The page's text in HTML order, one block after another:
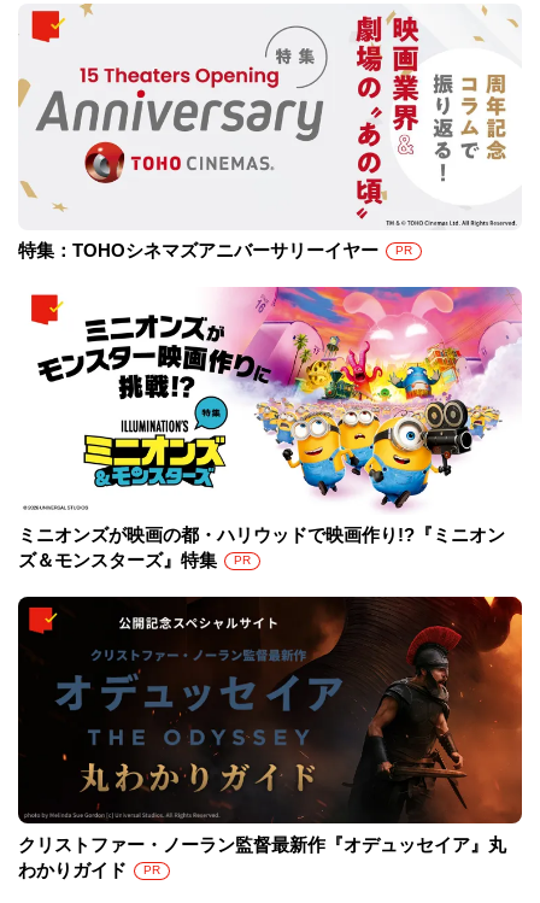
特集：TOHOシネマズアニバーサリーイヤー PR
ミニオンズが映画の都・ハリウッドで映画作り!?『ミニオン
ズ＆モンスターズ』特集
PR
クリストファー・ノーラン監督最新作『オデュッセイア』丸
わかりガイド
PR